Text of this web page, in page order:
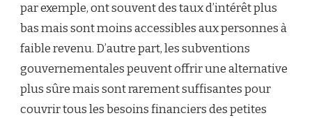
par exemple, ont souvent des taux d’intérêt plus
bas mais sont moins accessibles aux personnes à
faible revenu. D’autre part, les subventions
gouvernementales peuvent offrir une alternative
plus sûre mais sont rarement suffisantes pour
couvrir tous les besoins financiers des petites